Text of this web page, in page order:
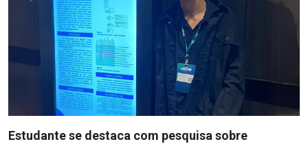
Estudante se destaca com pesquisa sobre